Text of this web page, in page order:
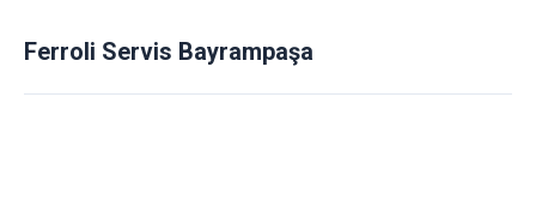
Ferroli Servis Bayrampaşa